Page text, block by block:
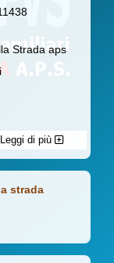
Strada aps
Leggi di più
strada